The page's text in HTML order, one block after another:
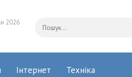
2026
Інтернет Техніка